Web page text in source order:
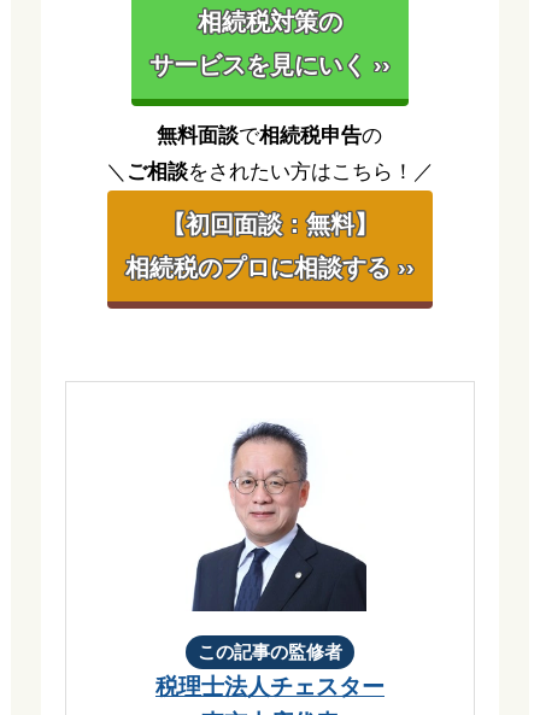
相続税対策の
サービスを見にいく ››
無料面談で相続税申告の
＼ ご相談をされたい方はこちら！／
【初回面談：無料】
相続税のプロに相談する ››
この記事の監修者
税理士法人チェスター